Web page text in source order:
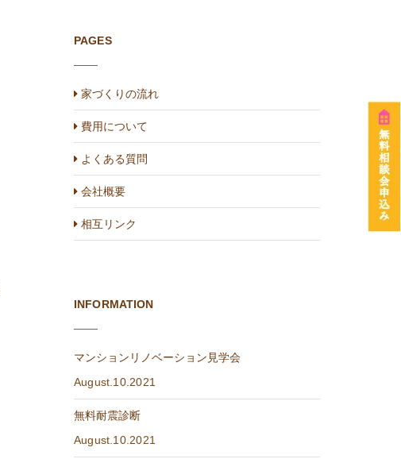
PAGES
家づくりの流れ
費用について
よくある質問
会社概要
相互リンク
INFORMATION
マンションリノベーション見学会
August.10.2021
無料耐震診断
August.10.2021